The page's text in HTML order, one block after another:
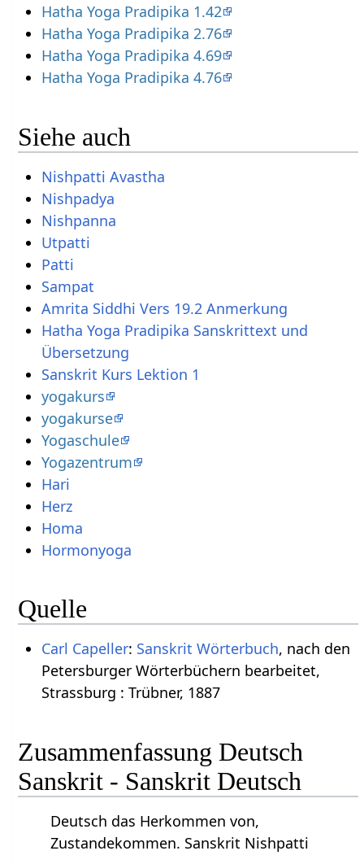
Hatha Yoga Pradipika 1.42
Hatha Yoga Pradipika 2.76
Hatha Yoga Pradipika 4.69
Hatha Yoga Pradipika 4.76
Siehe auch
Nishpatti Avastha
Nishpadya
Nishpanna
Utpatti
Patti
Sampat
Amrita Siddhi Vers 19.2 Anmerkung
Hatha Yoga Pradipika Sanskrittext und
Übersetzung
Sanskrit Kurs Lektion 1
yogakurs
yogakurse
Yogaschule
Yogazentrum
Hari
Herz
Homa
Hormonyoga
Quelle
Carl Capeller: Sanskrit Wörterbuch, nach den
Petersburger Wörterbüchern bearbeitet,
Strassburg : Trübner, 1887
Zusammenfassung Deutsch
Sanskrit - Sanskrit Deutsch
Deutsch das Herkommen von,
Zustandekommen. Sanskrit Nishpatti